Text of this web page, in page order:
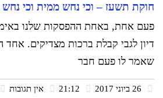
חוקת תשעז – וכי נחש ממית וכי נחש
פעם אחת, באחת ההפסקות שלנו
דיון לגבי קבלת ברכות מצדיקים.
שאמר לו פעם חבר
אין תגובות